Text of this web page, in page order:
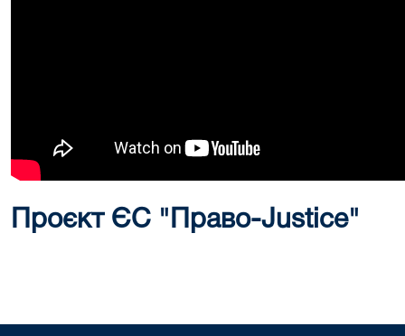
Проєкт ЄС "Право-Justice"